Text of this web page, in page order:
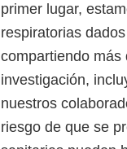
primer lugar,
respiratorias
compartiendo más
investigación,
nuestros
riesgo de que se